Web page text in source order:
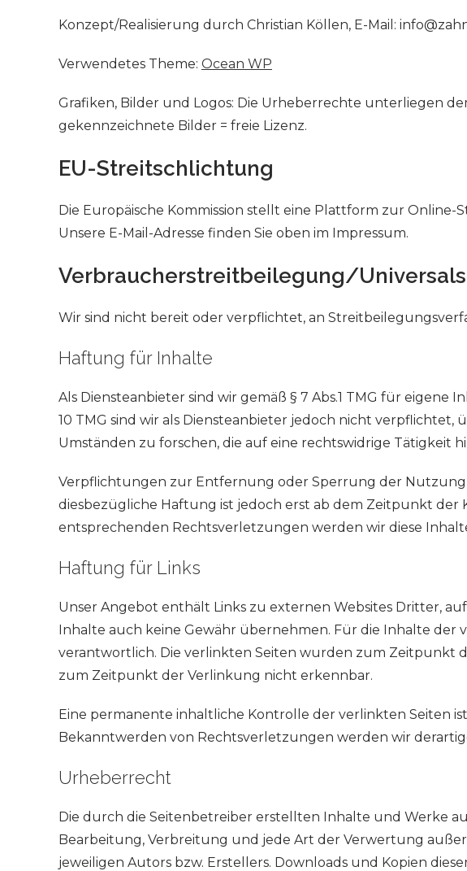
Konzept/Realisierung durch Christian Köllen, E-Mail:
Verwendetes Theme: Ocean WP
Grafiken, Bilder und Logos: Die Urheberrechte unterliegen
gekennzeichnete Bilder = freie Lizenz.
EU-Streitschlichtung
Die Europäische Kommission stellt eine Plattform zur Online-
Unsere E-Mail-Adresse finden Sie oben im Impressum.
Verbraucher­streit­beilegung/
Wir sind nicht bereit oder verpflichtet, an
Haftung für Inhalte
Als Diensteanbieter sind wir gemäß § 7 Abs.1 TMG für
10 TMG sind wir als Diensteanbieter jedoch nicht
Umständen zu forschen, die auf eine rechtswidrige Tätigkeit
Verpflichtungen zur Entfernung oder Sperrung der
diesbezügliche Haftung ist jedoch erst ab dem Zeitpunkt
entsprechenden Rechtsverletzungen werden wir diese
Haftung für Links
Unser Angebot enthält Links zu externen Websites Dritter,
Inhalte auch keine Gewähr übernehmen. Für die Inhalte der
verantwortlich. Die verlinkten Seiten wurden zum Zeitpunkt
zum Zeitpunkt der Verlinkung nicht erkennbar.
Eine permanente inhaltliche Kontrolle der verlinkten Seiten
Bekanntwerden von Rechtsverletzungen werden wir
Urheberrecht
Die durch die Seitenbetreiber erstellten Inhalte und Werke
Bearbeitung, Verbreitung und jede Art der Verwertung
jeweiligen Autors bzw. Erstellers. Downloads und Kopien